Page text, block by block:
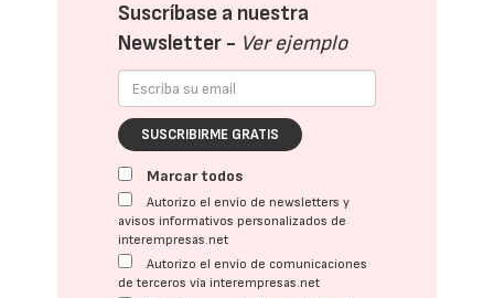
Suscríbase a nuestra
Newsletter - Ver ejemplo
SUSCRIBIRME GRATIS
Marcar todos
Autorizo el envío de newsletters y
avisos informativos personalizados de
interempresas.net
Autorizo el envío de comunicaciones
de terceros vía interempresas.net